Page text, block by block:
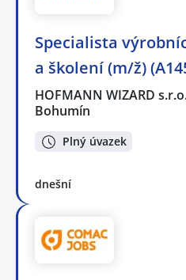
Specialista
a školení (m/ž)
HOFMANN WIZARD
Bohumín
Plný úvazek
dnešní